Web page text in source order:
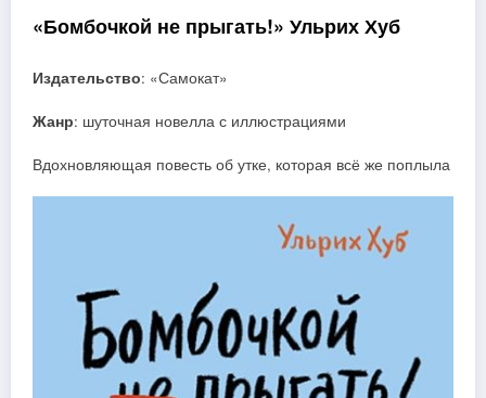
«Бомбочкой не прыгать!» Ульрих Хуб
Издательство: «Самокат»
Жанр: шуточная новелла с иллюстрациями
Вдохновляющая повесть об утке, которая всё же поплыла